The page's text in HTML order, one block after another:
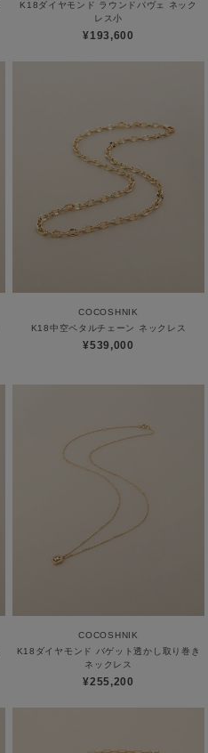
K18ダイヤモンド ラウンドパヴェ ネック
レス小
¥193,600
COCOSHNIK
K18中空ペタルチェーン ネックレス
¥539,000
COCOSHNIK
K18ダイヤモンド バゲット透かし取り巻き
ネックレス
¥255,200